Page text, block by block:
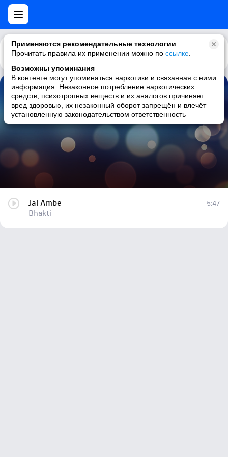
Применяются рекомендательные технологии
Прочитать правила их применении можно по ссылке
Возможны упоминания
В контенте могут упоминаться наркотики и связанная с ними
информация. Незаконное потребление наркотических
средств, психотропных веществ и их аналогов причиняет
вред здоровью, их незаконный оборот запрещён и влечёт
установленную законодательством ответственность
Каталог Рекомендации
Jai Ambe
Bhakti
Jai Ambe
Bhakti
5:47